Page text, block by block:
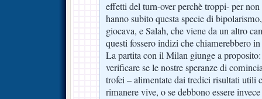
effetti del turn-over perchè troppi- per
hanno subito questa specie di
giocava, e Salah, che viene da un altro
questi fossero indizi che chiamerebbero
La partita con il Milan giunge a
verificare se le nostre speranze di
trofei – alimentate dai tredici risultati utili
rimanere vive, o se debbono essere